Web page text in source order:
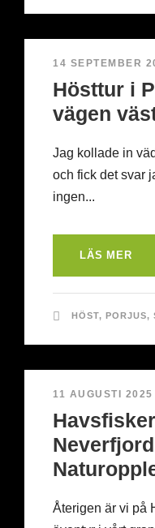
14 SEPTEMBER
Hösttur i
vägen
Jag kollade in
och fick det svar
ingen...
LÄS MER
HÖST, PORJUS,
11 AUGUSTI 2025
Neverfjord
Återigen är vi på